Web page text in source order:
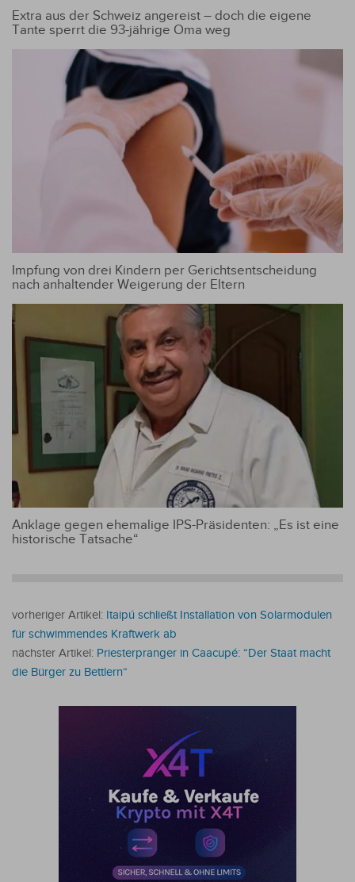
Extra aus der Schweiz angereist – doch die eigene
Tante sperrt die 93-jährige Oma weg
Impfung von drei Kindern per Gerichtsentscheidung
nach anhaltender Weigerung der Eltern
Anklage gegen ehemalige IPS-Präsidenten: „Es ist eine
historische Tatsache“
vorheriger Artikel: Itaipú schließt Installation von Solarmodulen
für schwimmendes Kraftwerk ab
nächster Artikel: Priesterpranger in Caacupé: “Der Staat macht
die Bürger zu Bettlern“